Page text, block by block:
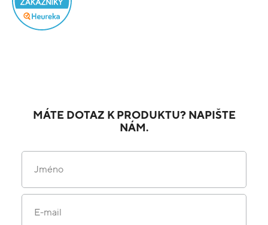
MÁTE DOTAZ K PRODUKTU? NAPIŠTE
NÁM.
Jméno
E-mail